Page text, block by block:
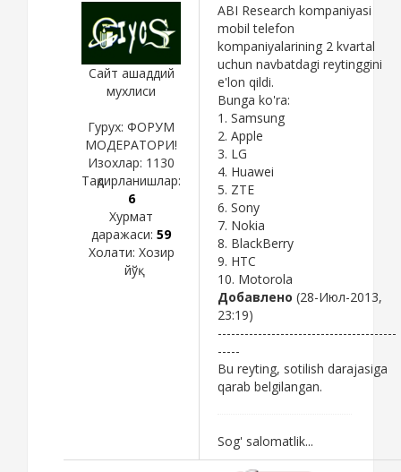
Сайт ашаддий
мухлиси
Гурух: ФОРУМ
МОДЕРАТОРИ!
Изохлар: 1130
Тақдирланишлар:
6
Хурмат
даражаси: 59
Холати: Хозир
йўқ
ABI Research kompaniyasi
mobil telefon
kompaniyalarining 2 kvartal
uchun navbatdagi reytinggini
e'lon qildi.
Bunga ko'ra:
1. Samsung
2. Apple
3. LG
4. Huawei
5. ZTE
6. Sony
7. Nokia
8. BlackBerry
9. HTC
10. Motorola
Добавлено (28-Июл-2013,
23:19)
----------------------------------------
-----
Bu reyting, sotilish darajasiga
qarab belgilangan.
Sog' salomatlik...